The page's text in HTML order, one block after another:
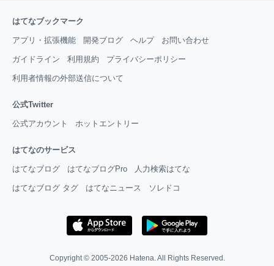
はてなブックマーク
アプリ・拡張機能 開発ブログ ヘルプ お問い合わせ
ガイドライン 利用規約 プライバシーポリシー
利用者情報の外部送信について
公式Twitter
公式アカウント ホットエントリー
はてなのサービス
はてなブログ はてなブログPro 人力検索はてな
はてなブログ タグ はてなニュース ソレドコ
Copyright © 2005-2026 Hatena. All Rights Reserved.